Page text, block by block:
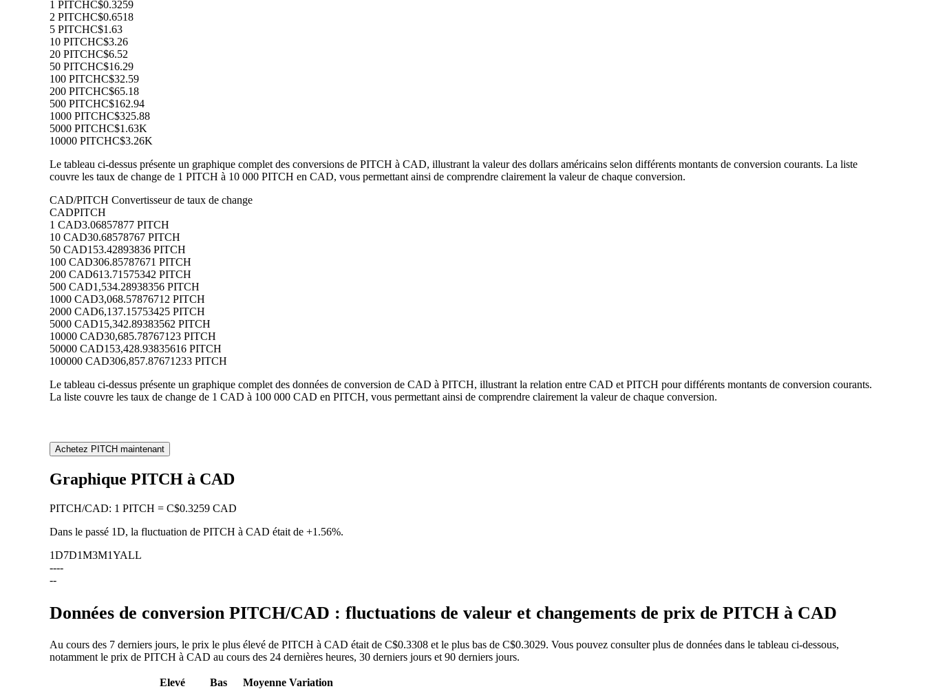
1 PITCHC$0.3259
2 PITCHC$0.6518
5 PITCHC$1.63
10 PITCHC$3.26
20 PITCHC$6.52
50 PITCHC$16.29
100 PITCHC$32.59
200 PITCHC$65.18
500 PITCHC$162.94
1000 PITCHC$325.88
5000 PITCHC$1.63K
10000 PITCHC$3.26K
Le tableau ci-dessus présente un graphique complet des conversions de PITCH à CAD, illustrant la valeur des dollars américains selon différents montants de conversion courants. La liste
couvre les taux de change de 1 PITCH à 10 000 PITCH en CAD, vous permettant ainsi de comprendre clairement la valeur de chaque conversion.
CAD/PITCH Convertisseur de taux de change
CADPITCH
1 CAD3.06857877 PITCH
10 CAD30.68578767 PITCH
50 CAD153.42893836 PITCH
100 CAD306.85787671 PITCH
200 CAD613.71575342 PITCH
500 CAD1,534.28938356 PITCH
1000 CAD3,068.57876712 PITCH
2000 CAD6,137.15753425 PITCH
5000 CAD15,342.89383562 PITCH
10000 CAD30,685.78767123 PITCH
50000 CAD153,428.93835616 PITCH
100000 CAD306,857.87671233 PITCH
Le tableau ci-dessus présente un graphique complet des données de conversion de CAD à PITCH, illustrant la relation entre CAD et PITCH pour différents montants de conversion courants.
La liste couvre les taux de change de 1 CAD à 100 000 CAD en PITCH, vous permettant ainsi de comprendre clairement la valeur de chaque conversion.
Achetez PITCH maintenant
Graphique PITCH à CAD
PITCH/CAD: 1 PITCH = C$0.3259 CAD
Dans le passé 1D, la fluctuation de PITCH à CAD était de +1.56%.
1D7D1M3M1YALL
----
--
Données de conversion PITCH/CAD : fluctuations de valeur et changements de prix de PITCH à CAD
Au cours des 7 derniers jours, le prix le plus élevé de PITCH à CAD était de C$0.3308 et le plus bas de C$0.3029. Vous pouvez consulter plus de données dans le tableau ci-dessous,
notamment le prix de PITCH à CAD au cours des 24 dernières heures, 30 derniers jours et 90 derniers jours.
Elevé Bas Moyenne Variation